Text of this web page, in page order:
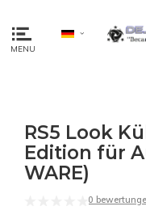
MENU
RS5 Look
Edition für
WARE)
0